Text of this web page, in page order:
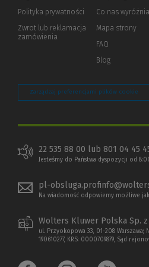
Polityka prywatności (Nowe
(Link
innej
Zwrot lub reklamacja
zamówienia
Co nas wyróżnia
Mapa strony
FAQ
Blog
Zarządzaj preferencjami plików cookie
22 535 88 00 lub 801 04 45
Jesteśmy do Państwa dyspozycji od
pl-
Na wiadomość odpowiemy możliwe
Wolters Kluwer Polska Sp. z
ul. Przyokopowa 33, 01-208 Warszawa;
190610277, KRS: 0000709879, Sąd